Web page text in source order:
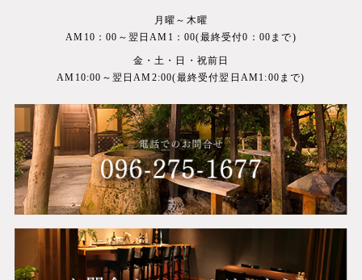
月曜～木曜
AM10：00～翌日AM1：00(最終受付0：00まで)
金・土・日・祝前日
AM10:00～翌日AM2:00(最終受付翌日AM1:00まで)